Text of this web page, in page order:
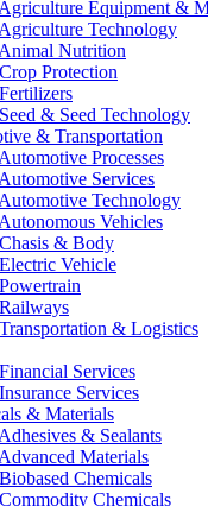
Agriculture Equipment &
Agriculture Technology
Animal Nutrition
Crop Protection
Fertilizers
Seed & Seed Technology
& Transportation
Automotive Processes
Automotive Services
Automotive Technology
Autonomous Vehicles
Chasis & Body
Electric Vehicle
Powertrain
Railways
Transportation & Logistics
Financial Services
Insurance Services
& Materials
Adhesives & Sealants
Advanced Materials
Biobased Chemicals
Commodity Chemicals